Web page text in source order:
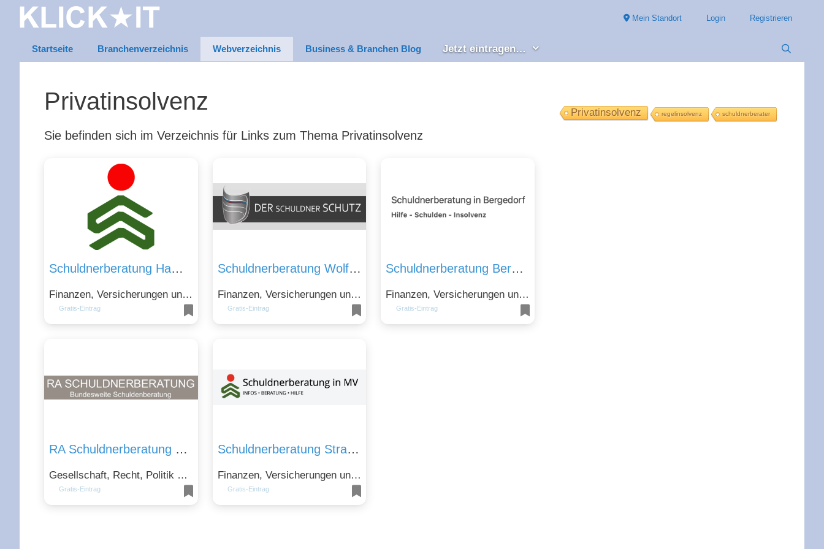
Inhalt
Mein Standort Login Registrieren
Startseite Branchenverzeichnis Webverzeichnis Business & Branchen Blog Jetzt eintragen…
Privatinsolvenz
Sie befinden sich im Verzeichnis für Links zum Thema Privatinsolvenz
Schuldnerberatung Hamburg – Schuldnerhilfe bei Insolvenz
Finanzen, Versicherungen und Immobilien und Gesellschaft, Recht, Politik und Soziales
Gratis-Eintrag
Schuldnerberatung Wolfenbüttel, Schuldnerhilfe bei Schulden
Finanzen, Versicherungen und Immobilien
Gratis-Eintrag
Schuldnerberatung Bergedorf – Schuldnerhilfe bei Insolvenz
Finanzen, Versicherungen und Immobilien und Gesellschaft, Recht, Politik und Soziales
Gratis-Eintrag
RA Schuldnerberatung Hamburg- Rechtsanwalt A. Schewtschenko
Gesellschaft, Recht, Politik und Soziales
Gratis-Eintrag
Schuldnerberatung Stralsund – Schuldnerhilfe bei Schulden
Finanzen, Versicherungen und Immobilien und Gesellschaft, Recht, Politik und Soziales
Gratis-Eintrag
Privatinsolvenz regelinsolvenz schuldnerberater